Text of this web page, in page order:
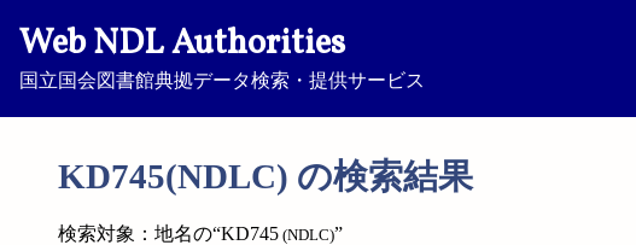
Web NDL Authorities
国立国会図書館典拠データ検索・提供サービス
KD745(NDLC) の検索結果
検索対象：地名の“KD745 (NDLC)”